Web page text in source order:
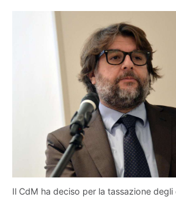
Il CdM ha deciso per la tassazione